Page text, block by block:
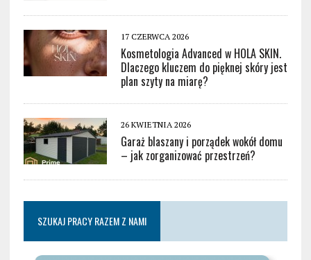
17 CZERWCA 2026
Kosmetologia Advanced w HOLA SKIN.
Dlaczego kluczem do pięknej skóry jest
plan szyty na miarę?
26 KWIETNIA 2026
Garaż blaszany i porządek wokół domu
– jak zorganizować przestrzeń?
SZUKAJ PRACY RAZEM Z NAMI